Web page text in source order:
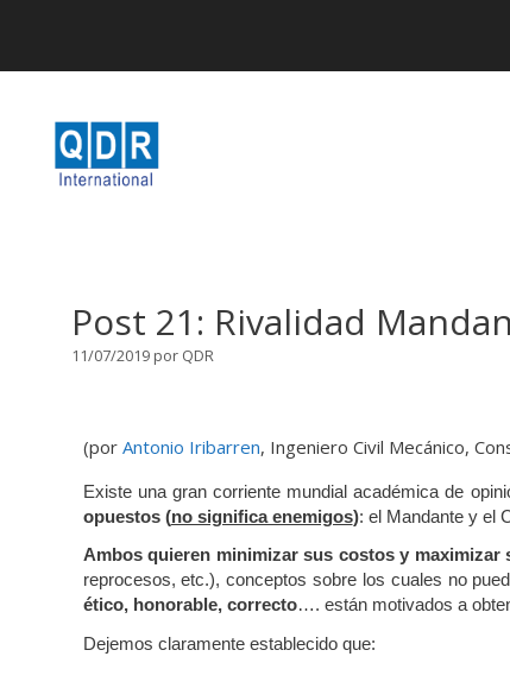
Post 21: Rivalidad
11/07/2019 por QDR
(por Antonio Iribarren, Ingeniero Civil Mecánico,
Existe una gran corriente mundial académica de
opuestos (no significa enemigos): el Mandante y el
Ambos quieren minimizar sus costos y maximizar
reprocesos, etc.), conceptos sobre los cuales no
ético, honorable, correcto…. están motivados a
Dejemos claramente establecido que: